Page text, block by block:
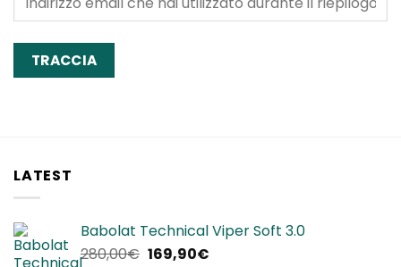
TRACCIA
LATEST
Babolat Technical Viper Soft 3.0
280,00€ Il
169,90€Il